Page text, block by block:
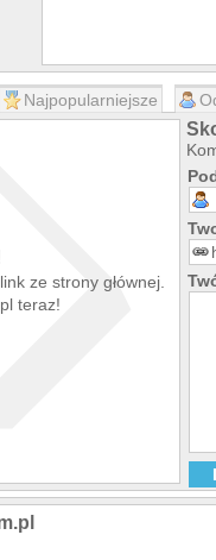
Najpopularniejsze
ze strony głównej.
teraz!